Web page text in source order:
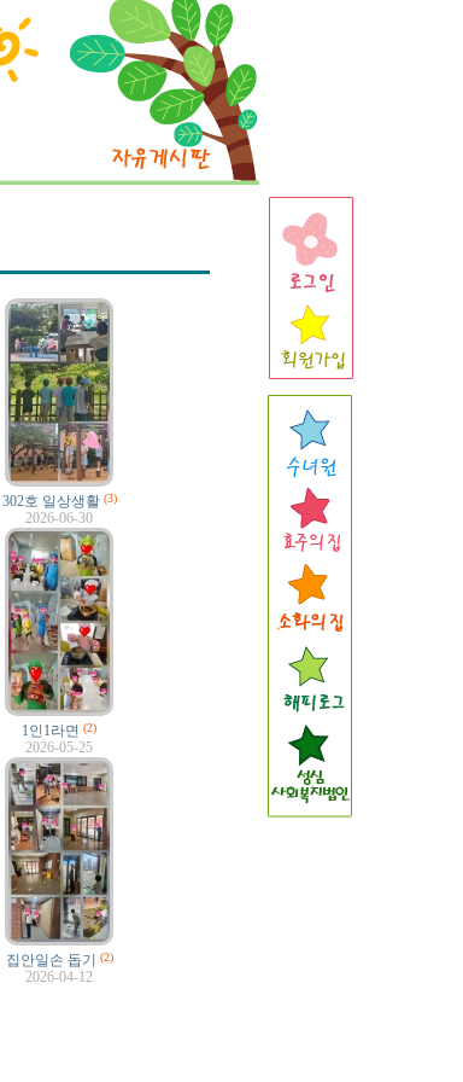
302호 일상생활(3)
2026-06-30
1인1라면 (2)
2026-05-25
집안일손 돕기 (2)
2026-04-12